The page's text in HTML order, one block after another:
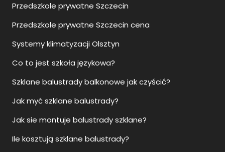
Przedszkole prywatne Szczecin
Przedszkole prywatne Szczecin cena
Systemy klimatyzacji Olsztyn
Co to jest szkoła językowa?
Szklane balustrady balkonowe jak czyścić?
Jak myć szklane balustrady?
Jak sie montuje balustrady szklane?
Ile kosztują szklane balustrady?